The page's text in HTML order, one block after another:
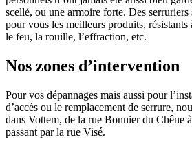
scellé, ou une armoire forte. Des serruriers
pour vous les meilleurs produits, résistants
le feu, la rouille, l’effraction, etc.
Nos zones d’intervention
Pour vos dépannages mais aussi pour
d’accès ou le remplacement de serrure,
dans Vottem, de la rue Bonnier du Chêne
passant par la rue Visé.